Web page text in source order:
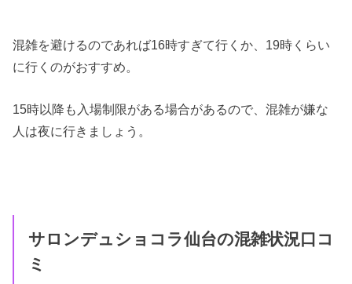
混雑を避けるのであれば16時すぎて行くか、19時くらい
に行くのがおすすめ。
15時以降も入場制限がある場合があるので、混雑が嫌な
人は夜に行きましょう。
サロンデュショコラ仙台の混雑状況口コ
ミ